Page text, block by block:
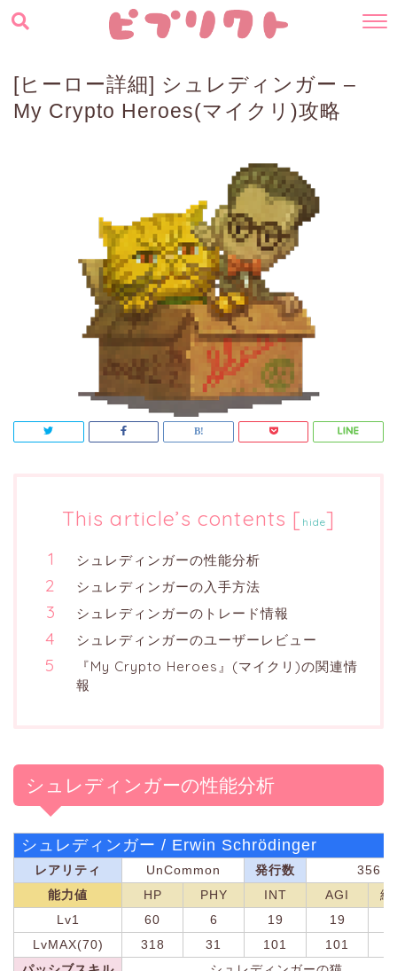
[ヒーロー詳細] シュレディンガー –
My Crypto Heroes(マイクリ)攻略
This article’s contents [ hide]
シュレディンガーの性能分析
シュレディンガーの入手方法
シュレディンガーのトレード情報
シュレディンガーのユーザーレビュー
『My Crypto Heroes』(マイクリ)の関連情
報
シュレディンガーの性能分析
シュレディンガー / Erwin Schrödinger
レアリティ UnCommon 発行数
356
能力値
HP PHY INT AGI
総
Lv1
60 6 19 19
LvMAX(70)
318 31 101 101